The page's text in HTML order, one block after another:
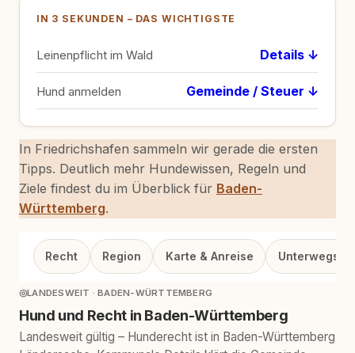
IN 3 SEKUNDEN – DAS WICHTIGSTE
Leinenpflicht im Wald Details ↓
Hund anmelden Gemeinde / Steuer ↓
In Friedrichshafen sammeln wir gerade die ersten
Tipps. Deutlich mehr Hundewissen, Regeln und
Ziele findest du im Überblick für Baden-
Württemberg.
Recht Region Karte & Anreise Unterwegs
◎LANDESWEIT · BADEN-WÜRTTEMBERG
Hund und Recht in Baden-Württemberg
Landesweit gültig – Hunderecht ist in Baden-Württemberg